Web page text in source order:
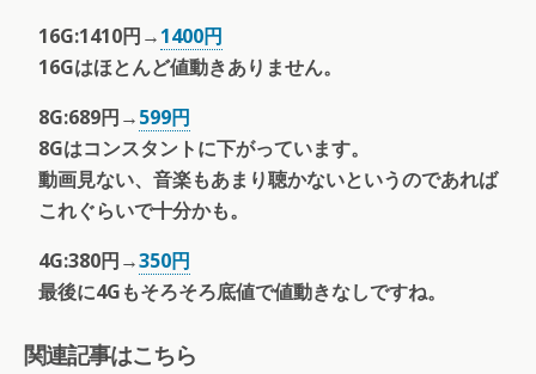
16G:1410円→1400円
16Gはほとんど値動きありません。
8G:689円→599円
8Gはコンスタントに下がっています。
動画見ない、音楽もあまり聴かないというのであれば
これぐらいで十分かも。
4G:380円→350円
最後に4Gもそろそろ底値で値動きなしですね。
関連記事はこちら